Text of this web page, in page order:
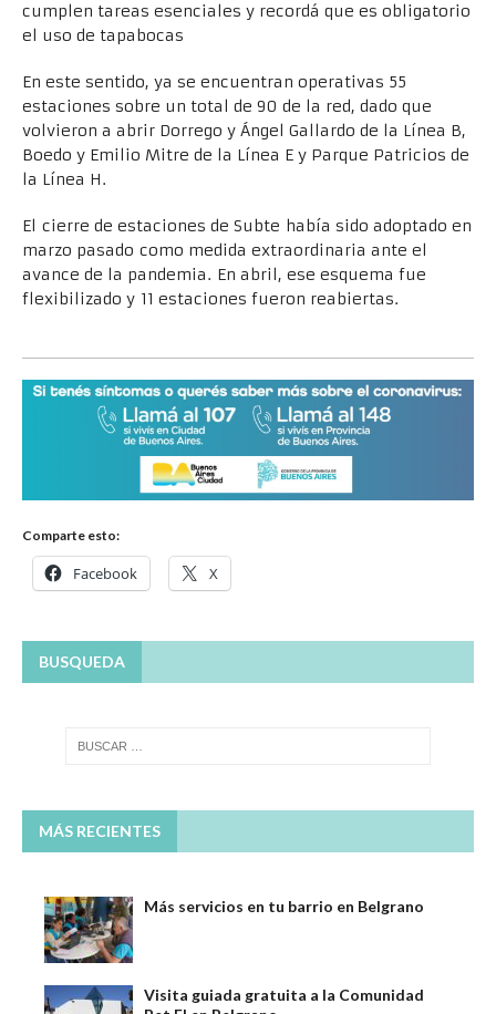
cumplen tareas esenciales y recordá que es obligatorio
el uso de tapabocas
En este sentido, ya se encuentran operativas 55
estaciones sobre un total de 90 de la red, dado que
volvieron a abrir Dorrego y Ángel Gallardo de la Línea B,
Boedo y Emilio Mitre de la Línea E y Parque Patricios de
la Línea H.
El cierre de estaciones de Subte había sido adoptado en
marzo pasado como medida extraordinaria ante el
avance de la pandemia. En abril, ese esquema fue
flexibilizado y 11 estaciones fueron reabiertas.
Comparte esto:
Facebook X
BUSQUEDA
MÁS RECIENTES
Más servicios en tu barrio en Belgrano
Visita guiada gratuita a la Comunidad